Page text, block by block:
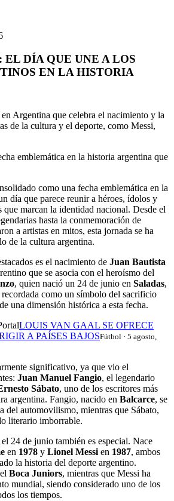
EL DÍA QUE UNE A LOS
EN LA HISTORIA
Argentina que celebra el nacimiento y la
de la cultura y el deporte, como Messi,
como una fecha emblemática en la
día que parece reunir a héroes, ídolos y
marcan la identidad nacional. Desde el
hasta la conmemoración de
a artistas en mitos, esta jornada se ha
de la cultura argentina.
es el nacimiento de Juan Bautista
que se asocia con el heroísmo del
, quien nació un 24 de junio en Saladas,
como un símbolo del sacrificio
una dimensión histórica a esta fecha.
LOUIS VAN GAAL SE OFRECE
A PAÍSES BAJOSFútbol · 5 agosto,
significativo, ya que vio el
Juan Manuel Fangio, el legendario
Sábato, uno de los escritores más
argentina. Fangio, nacido en Balcarce, se
del automovilismo, mientras que Sábato,
literario imborrable.
24 de junio también es especial. Nace
en 1978 y Lionel Messien 1987, ambos
la historia del deporte argentino.
Boca Juniors, mientras que Messi ha
mundial, siendo considerado uno de los
los tiempos.